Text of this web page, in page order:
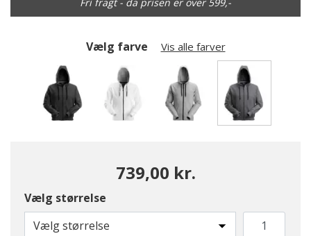
Vælg farve Vis alle farver
739,00 kr.
Vælg størrelse
Vælg størrelse